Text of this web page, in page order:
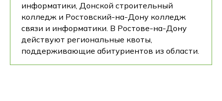
информатики, Донской строительный
колледж и Ростовский-на-Дону колледж
связи и информатики. В Ростове-на-Дону
действуют региональные квоты,
поддерживающие абитуриентов из области.